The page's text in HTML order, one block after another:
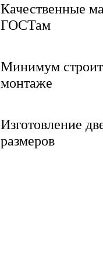
Качественные
ГОСТам
Минимум
монтаже
Изготовление
размеров